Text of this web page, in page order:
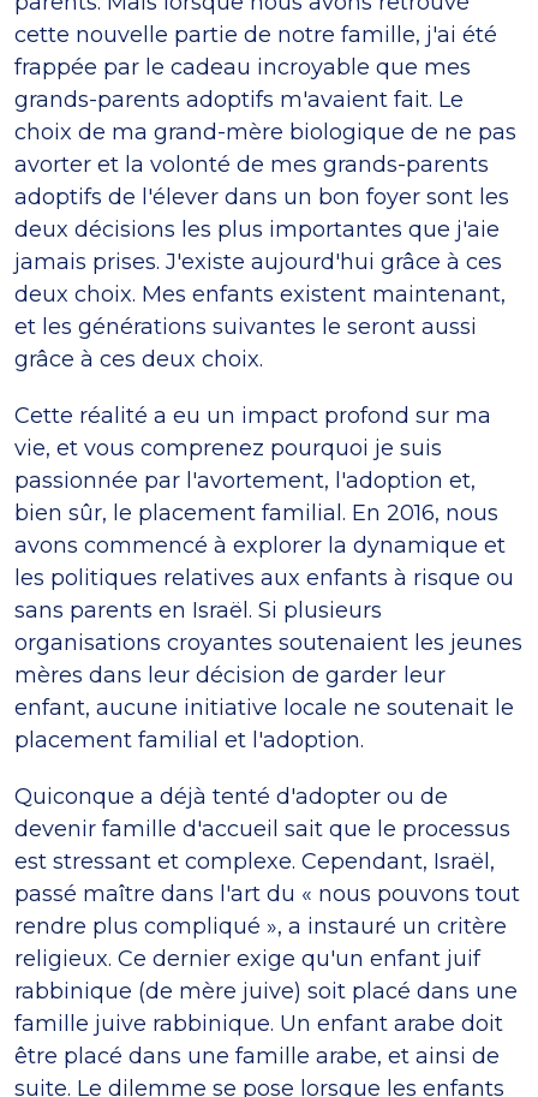
cette nouvelle partie de notre famille, j'ai été
frappée par le cadeau incroyable que mes
grands-parents adoptifs m'avaient fait. Le
choix de ma grand-mère biologique de ne pas
avorter et la volonté de mes grands-parents
adoptifs de l'élever dans un bon foyer sont les
deux décisions les plus importantes que j'aie
jamais prises. J'existe aujourd'hui grâce à ces
deux choix. Mes enfants existent maintenant,
et les générations suivantes le seront aussi
grâce à ces deux choix.
Cette réalité a eu un impact profond sur ma
vie, et vous comprenez pourquoi je suis
passionnée par l'avortement, l'adoption et,
bien sûr, le placement familial. En 2016, nous
avons commencé à explorer la dynamique et
les politiques relatives aux enfants à risque ou
sans parents en Israël. Si plusieurs
organisations croyantes soutenaient les jeunes
mères dans leur décision de garder leur
enfant, aucune initiative locale ne soutenait le
placement familial et l'adoption.
Quiconque a déjà tenté d'adopter ou de
devenir famille d'accueil sait que le processus
est stressant et complexe. Cependant, Israël,
passé maître dans l'art du « nous pouvons tout
rendre plus compliqué », a instauré un critère
religieux. Ce dernier exige qu'un enfant juif
rabbinique (de mère juive) soit placé dans une
famille juive rabbinique. Un enfant arabe doit
être placé dans une famille arabe, et ainsi de
suite. Le dilemme se pose lorsque les enfants